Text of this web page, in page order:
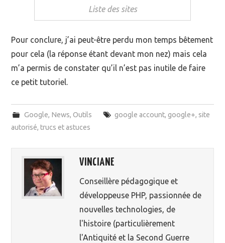
Liste des sites
Pour conclure, j’ai peut-être perdu mon temps bêtement
pour cela (la réponse étant devant mon nez) mais cela
m’a permis de constater qu’il n’est pas inutile de faire
ce petit tutoriel.
Google, News, Outils google account, google+, site
autorisé,trucs et astuces
VINCIANE
Conseillère pédagogique et
développeuse PHP, passionnée de
nouvelles technologies, de
l'histoire (particulièrement
l'Antiquité et la Second Guerre